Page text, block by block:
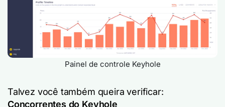
Painel de controle Keyhole
Talvez você também queira verificar:
Concorrentes do Keyhole